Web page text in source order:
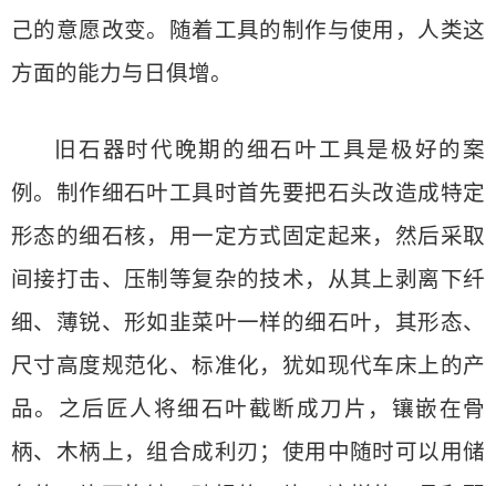
己的意愿改变。随着工具的制作与使用，人类这
方面的能力与日俱增。
旧石器时代晚期的细石叶工具是极好的案
例。制作细石叶工具时首先要把石头改造成特定
形态的细石核，用一定方式固定起来，然后采取
间接打击、压制等复杂的技术，从其上剥离下纤
细、薄锐、形如韭菜叶一样的细石叶，其形态、
尺寸高度规范化、标准化，犹如现代车床上的产
品。之后匠人将细石叶截断成刀片，镶嵌在骨
柄、木柄上，组合成利刃；使用中随时可以用储